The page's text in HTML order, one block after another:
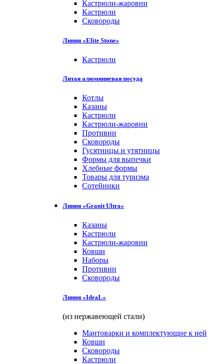
Кастрюли-жаровни
Кастрюли
Сковороды
Линия «Elite Stone»
Кастрюли
Литая алюминиевая посуда
Котлы
Казаны
Кастрюли
Кастрюли-жаровни
Противни
Сковороды
Гусятницы и утятницы
Формы для выпечки
Хлебные формы
Товары для туризма
Сотейники
Линия «Granit Ultra»
Казаны
Кастрюли
Кастрюли-жаровни
Ковши
Наборы
Противни
Сковороды
Линия «IdeaL»
(из нержавеющей стали)
Мантоварки и комплектующие к ней
Ковши
Сковороды
Кастрюли